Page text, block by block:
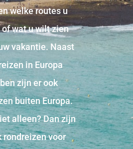
welke routes u
wat u wilt zien
vakantie. Naast
in Europa
zijn er ook
buiten Europa.
alleen? Dan zijn
rondreizen voor